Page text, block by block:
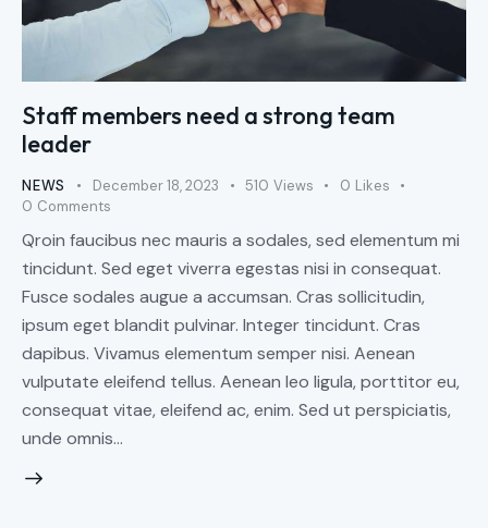
Staff members need a strong team
leader
NEWS December 18, 2023 510 Views 0 Likes
0 Comments
Qroin faucibus nec mauris a sodales, sed elementum mi
tincidunt. Sed eget viverra egestas nisi in consequat.
Fusce sodales augue a accumsan. Cras sollicitudin,
ipsum eget blandit pulvinar. Integer tincidunt. Cras
dapibus. Vivamus elementum semper nisi. Aenean
vulputate eleifend tellus. Aenean leo ligula, porttitor eu,
consequat vitae, eleifend ac, enim. Sed ut perspiciatis,
unde omnis…